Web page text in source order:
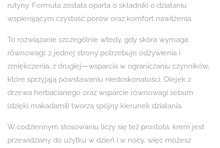
rutyny. Formuła została oparta o składniki o działaniu
wspierającym czystość porów oraz komfort nawilżenia.
To rozwiązanie szczególnie wtedy, gdy skóra wymaga
równowagi: z jednej strony potrzebuje odżywienia i
zmiękczenia, z drugiej—wsparcia w ograniczaniu czynników,
które sprzyjają powstawaniu niedoskonałości. Olejek z
drzewa herbacianego oraz wsparcie równowagi sebum
(dzięki makadamii) tworzą spójny kierunek działania.
W codziennym stosowaniu liczy się też prostota: krem jest
przewidziany do użytku w dzień i w nocy, więc możesz